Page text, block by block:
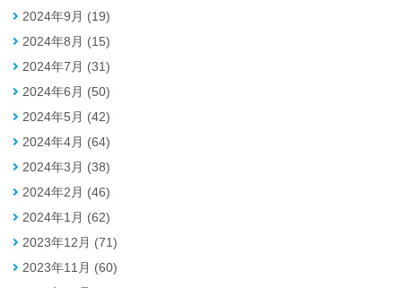
2024年9月 (19)
2024年8月 (15)
2024年7月 (31)
2024年6月 (50)
2024年5月 (42)
2024年4月 (64)
2024年3月 (38)
2024年2月 (46)
2024年1月 (62)
2023年12月 (71)
2023年11月 (60)